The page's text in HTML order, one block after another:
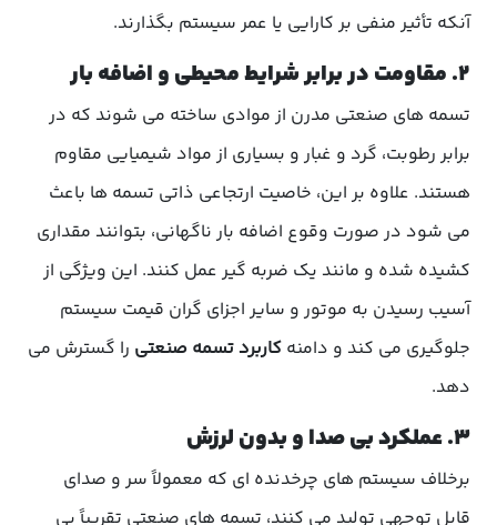
آنکه تأثیر منفی بر کارایی یا عمر سیستم بگذارند.
۲. مقاومت در برابر شرایط محیطی و اضافه بار
تسمه های صنعتی مدرن از موادی ساخته می شوند که در
برابر رطوبت، گرد و غبار و بسیاری از مواد شیمیایی مقاوم
هستند. علاوه بر این، خاصیت ارتجاعی ذاتی تسمه ها باعث
می شود در صورت وقوع اضافه بار ناگهانی، بتوانند مقداری
کشیده شده و مانند یک ضربه گیر عمل کنند. این ویژگی از
آسیب رسیدن به موتور و سایر اجزای گران قیمت سیستم
جلوگیری می کند و دامنه کاربرد تسمه صنعتی را گسترش می
دهد.
۳. عملکرد بی صدا و بدون لرزش
برخلاف سیستم های چرخدنده ای که معمولاً سر و صدای
قابل توجهی تولید می کنند، تسمه های صنعتی تقریباً بی